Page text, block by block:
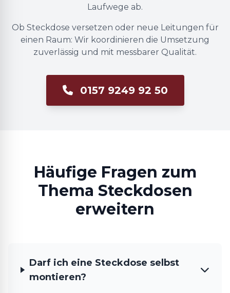
Laufwege ab.
Ob Steckdose versetzen oder neue Leitungen für
einen Raum: Wir koordinieren die Umsetzung
zuverlässig und mit messbarer Qualität.
0157 9249 92 50
Häufige Fragen zum
Thema Steckdosen
erweitern
Darf ich eine Steckdose selbst
montieren?